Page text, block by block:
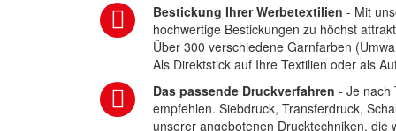
Bestickung Ihrer Werbetextilien - Mit
hochwertige Bestickungen zu höchst
Über 300 verschiedene Garnfarben
Als Direktstick auf Ihre Textilien oder als
Das passende Druckverfahren - Je nach
empfehlen. Siebdruck, Transferdruck,
unserer angebotenen Drucktechniken,